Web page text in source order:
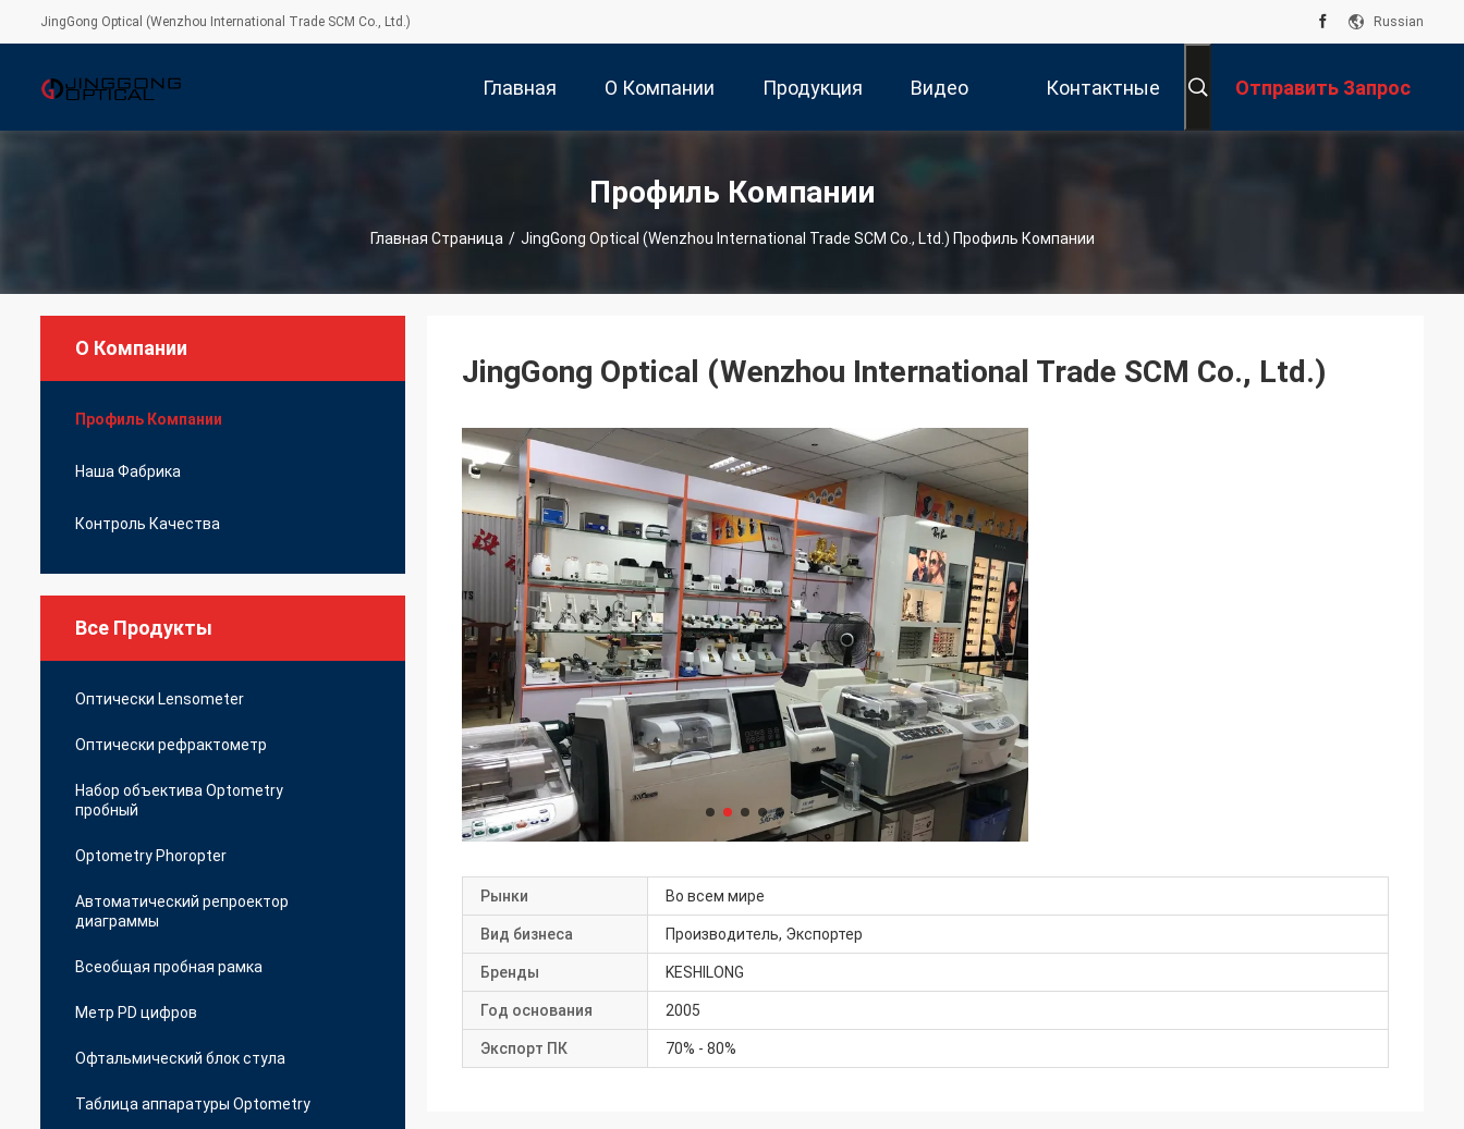
JingGong Optical (Wenzhou International Trade SCM Co., Ltd.) Russian
Главная О Компании Продукция Видео Контактные Отправить Запрос
Профиль Компании
Главная Страница / JingGong Optical (Wenzhou International Trade SCM Co., Ltd.) Профиль Компании
О Компании
Профиль Компании
Наша Фабрика
Контроль Качества
Все Продукты
Оптически Lensometer
Оптически рефрактометр
Набор объектива Optometry
пробный
Optometry Phoropter
Автоматический репроектор
диаграммы
Всеобщая пробная рамка
Метр PD цифров
Офтальмический блок стула
Таблица аппаратуры Optometry
JingGong Optical (Wenzhou International Trade SCM Co., Ltd.)
Рынки Во всем мире
Вид бизнеса Производитель, Экспортер
Бренды KESHILONG
Год основания 2005
Экспорт ПК 70% - 80%